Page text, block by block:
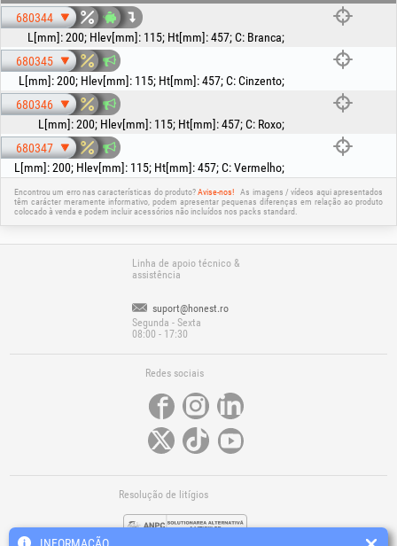
Graças ao sistema EASY FIX de 1/2" pode montar esta torneira com
facilidade.
Para a manutenção recomenda-se a limpeza frequente da torneira para
prevenir sujidade, utilizando agentes de limpeza pouco agressivos e um
pano macio.
A bica flexível pode ser adquirida em várias cores.
Garantia 5 ANOS!
680344
L[mm]:200; Hlev[mm]: 115; Ht[mm]:457;C: Branca;
680345
L[mm]:200; Hlev[mm]: 115; Ht[mm]:457;C:Cinzento;
680346
L[mm]:200; Hlev[mm]: 115; Ht[mm]:457;C: Roxo;
680347
L[mm]:200; Hlev[mm]: 115; Ht[mm]:457;C:Vermelho;
Encontrou um erro nas características do produto?Avise-nos!
As imagens / vídeos aqui apresentados
têm carácter meramente informativo, podem apresentar pequenas diferenças em relação ao produto
colocado à venda e podem incluir acessórios não incluídos nos packs standard.
Linha de apoio técnico &
assistência
suport@honest.ro
Segunda - Sexta
08:00 - 17:30
Redes sociais
Resolução de litígios